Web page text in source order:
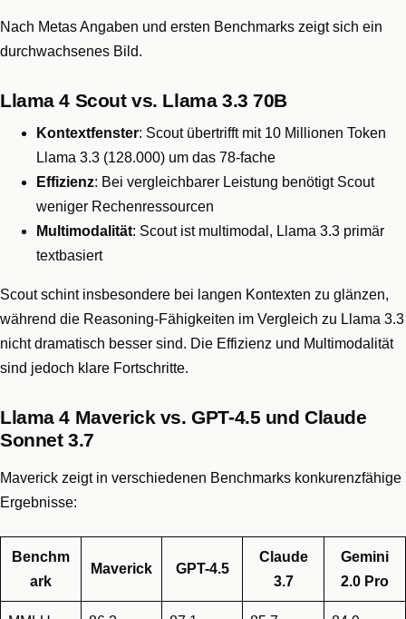
Nach Metas Angaben und ersten Benchmarks zeigt sich ein
durchwachsenes Bild.
Llama 4 Scout vs. Llama 3.3 70B
Kontextfenster: Scout übertrifft mit 10 Millionen Token
Llama 3.3 (128.000) um das 78-fache
Effizienz: Bei vergleichbarer Leistung benötigt Scout
weniger Rechenressourcen
Multimodalität: Scout ist multimodal, Llama 3.3 primär
textbasiert
Scout schint insbesondere bei langen Kontexten zu glänzen,
während die Reasoning-Fähigkeiten im Vergleich zu Llama 3.3
nicht dramatisch besser sind. Die Effizienz und Multimodalität
sind jedoch klare Fortschritte.
Llama 4 Maverick vs. GPT-4.5 und Claude
Sonnet 3.7
Maverick zeigt in verschiedenen Benchmarks konkurenzfähige
Ergebnisse:
Benchm
ark
Maverick GPT-4.5
Claude
3.7
Gemini
2.0 Pro